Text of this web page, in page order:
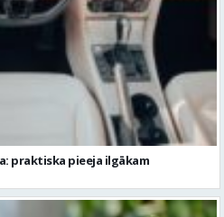
praktiska pieeja ilgākam